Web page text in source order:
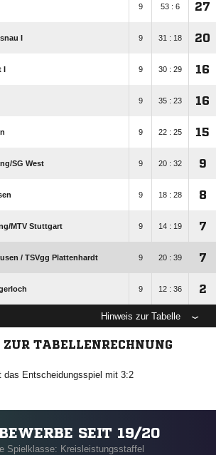
9 53 : 6 27
I 9 31 : 18 20
9 30 : 29 16
9 35 : 23 16
9 22 : 25 15
​SG West 9 20 : 32 9
9 18 : 28 8
​MTV Stuttgart 9 14 : 19 7
/​ TSVgg Plattenhardt 9 20 : 39 7
9 12 : 36 2
Hinweis zur Tabelle
TABELLENRECHNUNG
das Entscheidungsspiel mit 3:2
SEIT 19/20
Spielklasse: Kreisleistungsstaffel